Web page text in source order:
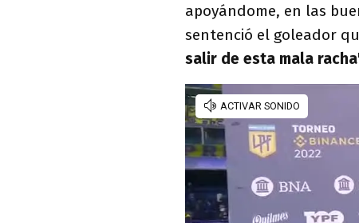
apoyándome, en las
sentenció el goleador
salir de esta mala